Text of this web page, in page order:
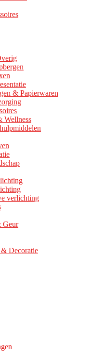
& Papierwaren
Wellness
verlichting
Geur
Decoratie